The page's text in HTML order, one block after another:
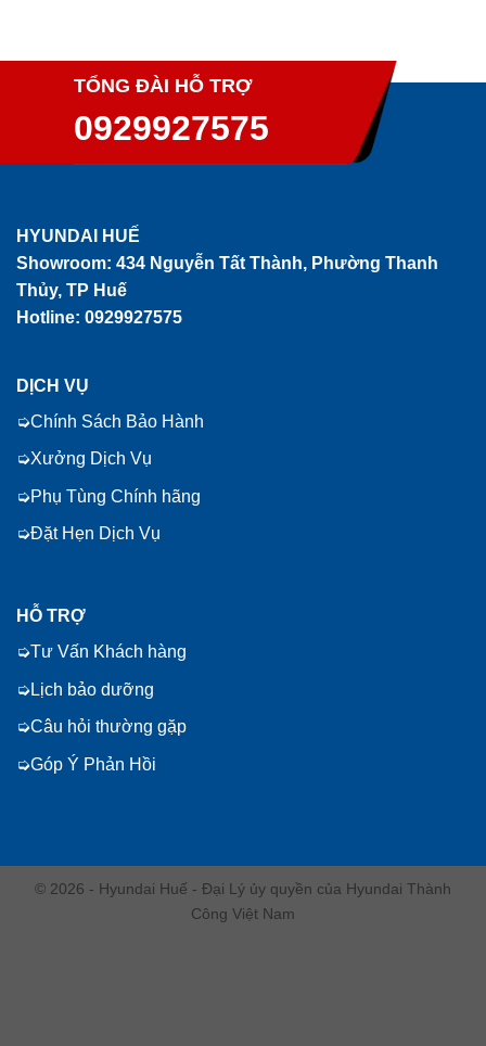
TỔNG ĐÀI HỖ TRỢ
0929927575
HYUNDAI HUẾ
Showroom: 434 Nguyễn Tất Thành, Phường Thanh
Thủy, TP Huế
Hotline: 0929927575
DỊCH VỤ
Chính Sách Bảo Hành
Xưởng Dịch Vụ
Phụ Tùng Chính hãng
Đặt Hẹn Dịch Vụ
HỖ TRỢ
Tư Vấn Khách hàng
Lịch bảo dưỡng
Câu hỏi thường gặp
Góp Ý Phản Hồi
© 2026 - Hyundai Huế - Đại Lý ủy quyền của Hyundai Thành
Công Việt Nam